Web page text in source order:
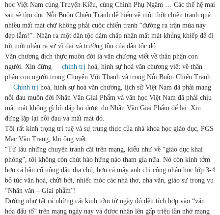
học Việt Nam cùng Truyện Kiều, cùng Chinh Phụ Ngâm … Các thế hệ mai
sau sẽ tìm đọc Nỗi Buồn Chiến Tranh để hiểu về một thời chiến tranh quá
nhiều mất mát chứ không phải cuộc chiến tranh “đường ra trận mùa này
đẹp lắm!”. Nhận ra một dân tộc dám chấp nhận mất mát khủng khiếp để đi
tới mới nhận ra sự vĩ đại và trường tồn của dân tộc đó.
Văn chương đích thực muôn đời là văn chương viết về thân phận con
người. Xin đừng
chính trị hoá, hình sự hoá văn chương viết về thân
phân con người trong Chuyện Với Thanh và trong Nỗi Buồn Chiến Tranh.
Chính trị hoá, hình sự hoá văn chương, lịch sử Việt Nam đã phải mang
nỗi đau muôn đời Nhân Văn Giai Phẩm và văn học Việt Nam đã phải chịu
mất mát không gì bù đắp lại được do Nhân Văn Giai Phẩm để lại. Xin
đừng lặp lại nỗi đau và mất mát đó.
Tôi rất kính trọng trí tuệ và sự trung thực của nhà khoa học giáo dục, PGS
Mạc Văn Trang, khi ông viết:
“Từ lâu những chuyện tranh cãi trên mạng, kiểu như về “giáo dục khai
phóng”, tôi không còn chút hào hứng nào tham gia nữa. Nó còn kinh tởm
hơn cả bần cố nông đấu địa chủ, hơn cả mấy anh chị công nhân học lớp 3-4
bổ túc văn hoá, chửi bới, nhiếc móc các nhà thơ, nhà văn, giáo sư trong vụ
“Nhân văn – Giai phẩm”!
Dường như tất cả những cái kinh tởm từ ngày đó đều tích hợp vào “văn
hóa đấu tố” trên mạng ngày nay và được nhân lên gấp triệu lần nhờ mạng